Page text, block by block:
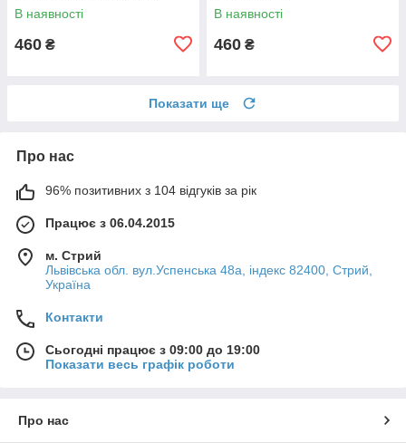
В наявності
460 ₴
В наявності
460 ₴
Показати ще
Про нас
96% позитивних з 104 відгуків за рік
Працює з 06.04.2015
м. Стрий
Львівська обл. вул.Успенська 48а, індекс 82400, Стрий,
Україна
Контакти
Сьогодні працює з 09:00 до 19:00
Показати весь графік роботи
Про нас